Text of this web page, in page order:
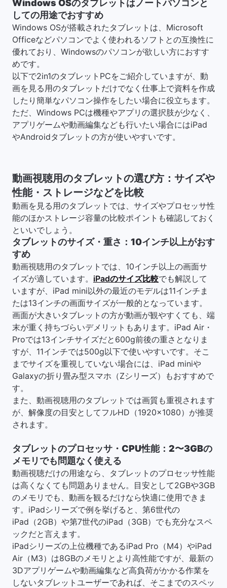
Windows OSのタブレットはノートパソコンと
しての用途でおすすめ
Windows OSが搭載されたタブレットは、Microsoft
Officeなどパソコンでよく使われるソフトとの互換性に
優れており、Windowsのパソコンが欲しい方におすす
めです。
以下で2in1のタブレットPCをご紹介していますが、動
画を見る用のタブレットだけでなく仕事上で資料を作成
したり簡単なパソコン操作をしたい場合に役立ちます。
ただ、Windows PCは機種やアプリの選択肢が少なく、
アプリゲームや動画編集なども行いたい場合にはiPad
やAndroidタブレットの方が使いやすいです。
動画視聴用のタブレットの選び方：サイズや
性能・ストレージなどを比較
動画を見る用のタブレットでは、サイズやプロセッサ性
能のほかストレージ容量の比較ポイントも確認しておく
といいでしょう。
タブレットのサイズ・重さ：10インチ以上がおす
すめ
動画視聴用のタブレットでは、10インチ以上の画面サ
イズが適しています。 iPadのサイズ比較でも解説して
いますが、iPad mini以外の最近のモデルは11インチま
たは13インチの画面サイズが一般的となっています。
画面が大きいタブレットの方が動画が観やすくても、端
末が重く持ちづらいデメリットもあります。iPad Air・
Proでは13インチサイズだと600g前後の重さとなりま
すが、11インチでは500g以下で使いやすいです。そこ
までサイズを重視していない場合には、iPad miniや
Galaxyの折り畳み型スマホ（Zシリーズ）もおすすめで
す。
また、動画視聴用のタブレットでは画質も重視されます
が、解像度の目安としてフルHD（1920×1080）が推奨
されます。
タブレットのプロセッサ・CPU性能：2〜3GBの
メモリでも問題なく使える
動画視聴だけの用途なら、タブレットのプロセッサ性能
は高くなくても問題ありません。目安として2GBや3GB
のメモリでも、動画を観るだけなら快適に使用できま
す。iPadシリーズで例を挙げると、第6世代の
iPad（2GB）や第7世代のiPad（3GB）でも充分なスペ
ックだと言えます。
iPadシリーズの上位機種であるiPad Pro（M4）やiPad
Air（M3）は8GBのメモリとより高性能ですが、最新の
3Dアプリゲームや動画編集など高負荷がかかる作業を
しないタブレットユーザーであれば、そこまでのスペッ